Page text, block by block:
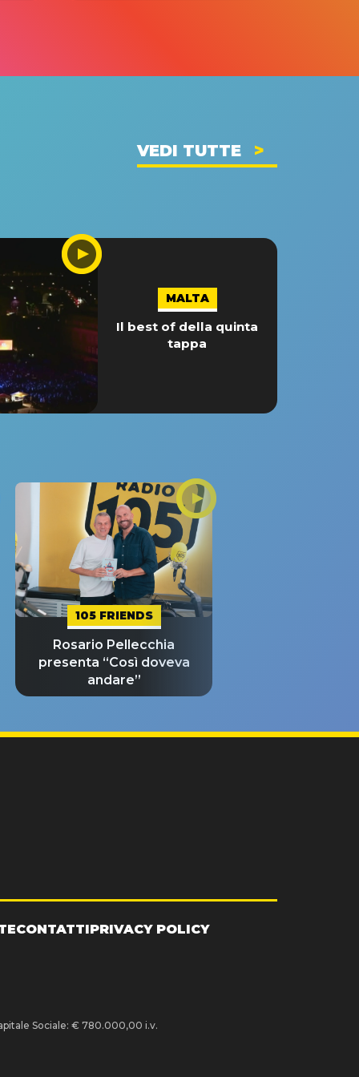
VEDI TUTTE
MALTA
Il best of della quinta
tappa
105 FRIENDS
Rosario Pellecchia
presenta “Così doveva
andare”
CONTATTIPRIVACY POLICY
Sociale: € 780.000,00 i.v.